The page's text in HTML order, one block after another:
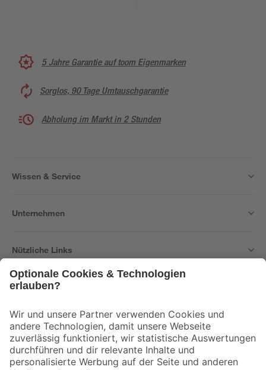
5 Jahre Garantie auf toom Eigenmarken
Sorglos, 90 Tage Umtauschgarantie
Abholung im Markt in 2 Stunden
Wissen & Service
Unternehmen
Nützliche Links
Der toom Newsletter: Keine Angebote und Aktionen mehr verpassen!
Zur Newsletter Anmeldung